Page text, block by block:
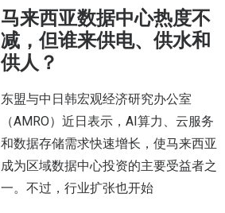
马来西亚数据中心热度不
减，但谁来供电、供水和
供人？
东盟与中日韩宏观经济研究办公室
（AMRO）近日表示，AI算力、云服务
和数据存储需求快速增长，使马来西亚
成为区域数据中心投资的主要受益者之
一。不过，行业扩张也开始